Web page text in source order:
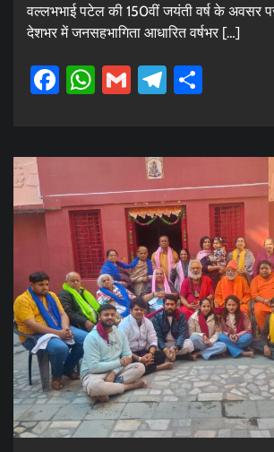
वल्लभभाई पटेल की 150वीं जयंती वर्ष के अवसर
देशभर में जनसहभागिता आधारित वर्षभर […]
Facebook
WhatsApp
GmailTelegram